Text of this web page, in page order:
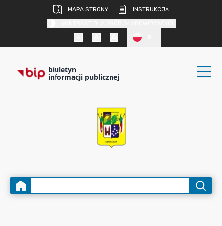
MAPA STRONY
INSTRUKCJA
biuletyn
informacji publicznej